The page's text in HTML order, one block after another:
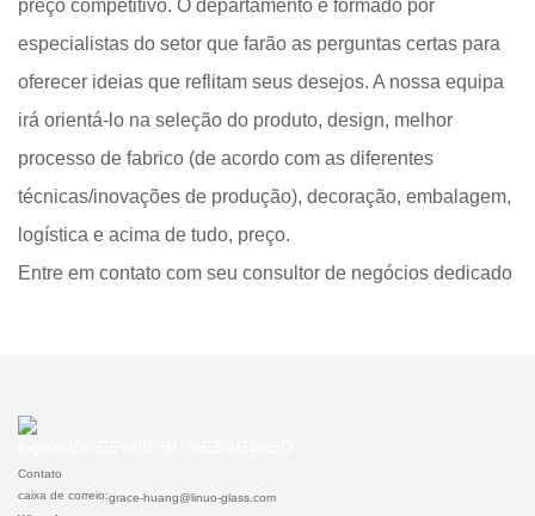
preço competitivo. O departamento é formado por
especialistas do setor que farão as perguntas certas para
oferecer ideias que reflitam seus desejos. A nossa equipa
irá orientá-lo na seleção do produto, design, melhor
processo de fabrico (de acordo com as diferentes
técnicas/inovações de produção), decoração, embalagem,
logística e acima de tudo, preço.
Entre em contato com seu consultor de negócios dedicado
Contato
caixa de correio:grace-huang@linuo-glass.com